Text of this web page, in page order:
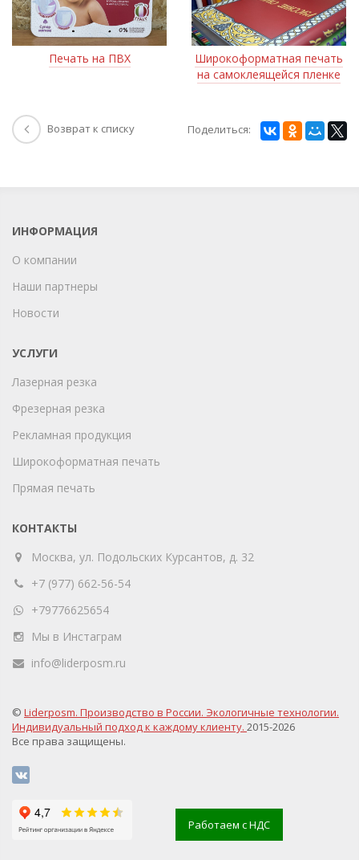
Печать на ПВХ
Широкоформатная печать
на самоклеящейся пленке
Возврат к списку Поделиться:
ИНФОРМАЦИЯ
О компании
Наши партнеры
Новости
УСЛУГИ
Лазерная резка
Фрезерная резка
Рекламная продукция
Широкоформатная печать
Прямая печать
КОНТАКТЫ
Москва, ул. Подольских Курсантов, д. 32
+7 (977) 662-56-54
+79776625654
Мы в Инстаграм
info@liderposm.ru
© Liderposm. Производство в России. Экологичные технологии.
Индивидуальный подход к каждому клиенту. 2015-2026
Все права защищены.
Работаем с НДС